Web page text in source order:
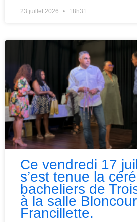
23 juillet 2026 18h31
Ce vendredi 17
s’est tenue la
bacheliers de
à la salle
Francillette.